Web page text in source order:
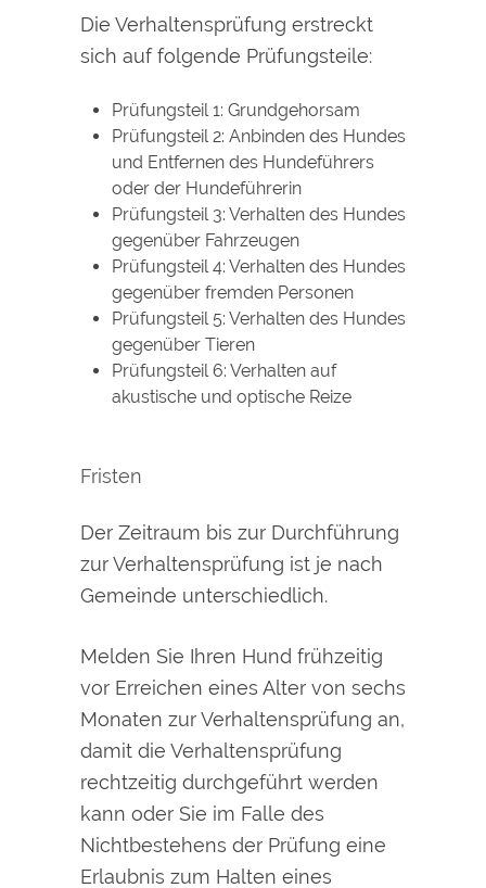
Die Verhaltensprüfung erstreckt
sich auf folgende Prüfungsteile:
Prüfungsteil 1: Grundgehorsam
Prüfungsteil 2: Anbinden des Hundes
und Entfernen des Hundeführers
oder der Hundeführerin
Prüfungsteil 3: Verhalten des Hundes
gegenüber Fahrzeugen
Prüfungsteil 4: Verhalten des Hundes
gegenüber fremden Personen
Prüfungsteil 5: Verhalten desHundes
gegenüber Tieren
Prüfungsteil 6: Verhalten auf
akustische und optische Reize
Fristen
Der Zeitraum bis zur Durchführung
zur Verhaltensprüfung ist je nach
Gemeinde unterschiedlich.
Melden Sie Ihren Hund frühzeitig
vor Erreichen eines Alter von sechs
Monaten zur Verhaltensprüfung an,
damit die Verhaltensprüfung
rechtzeitig durchgeführt werden
kann oder Sie im Falle des
Nichtbestehens der Prüfung eine
Erlaubnis zum Halten eines